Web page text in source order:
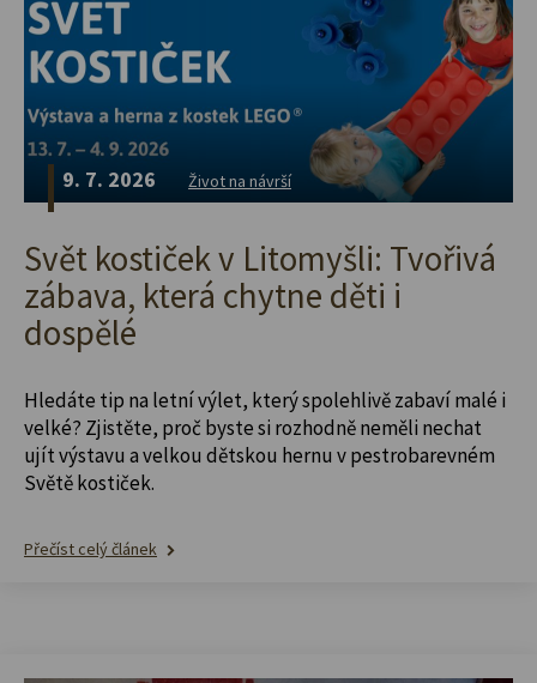
9. 7. 2026 Život na návrší
Svět kostiček v Litomyšli: Tvořivá
zábava, která chytne děti i
dospělé
Hledáte tip na letní výlet, který spolehlivě zabaví malé i
velké? Zjistěte, proč byste si rozhodně neměli nechat
ujít výstavu a velkou dětskou hernu v pestrobarevném
Světě kostiček.
Přečíst celý článek